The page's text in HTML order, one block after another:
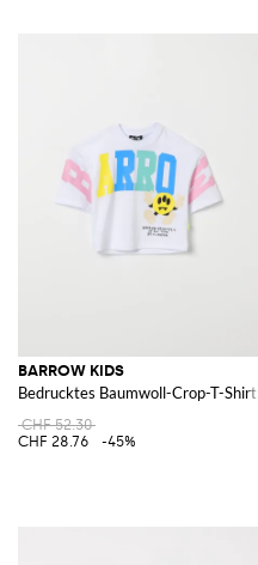
BARROW KIDS
Bedrucktes Baumwoll-Crop-T-Shirt
CHF 52.30
CHF 28.76
-45%